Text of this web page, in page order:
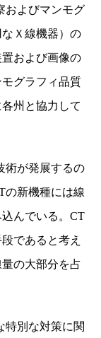
およびマンモグ
Ｘ線機器）の
および画像の
グラフィ品質
州と協力して
術が発展するの
の新機種には線
んでいる。CT
であると考え
の大部分を占
特別な対策に関